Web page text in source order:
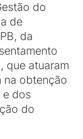
do
de
da
que atuaram
na obtenção
e dos
do